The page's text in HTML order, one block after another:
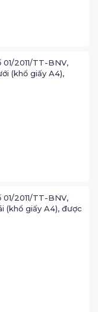
2011/TT-BNV,
(khổ giấy A4),
2011/TT-BNV,
(khổ giấy A4), được